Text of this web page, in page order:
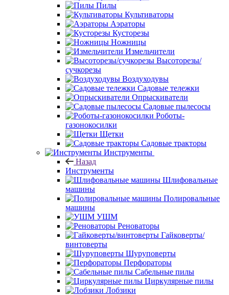
Пилы
Культиваторы
Аэраторы
Кусторезы
Ножницы
Измельчители
Высоторезы/
сучкорезы
Воздуходувы
Садовые тележки
Опрыскиватели
Садовые пылесосы
Роботы-
газонокосилки
Щетки
Садовые тракторы
Инструменты
Назад
Инструменты
Шлифовальные
машины
Полировальные
машины
УШМ
Реноваторы
Гайковерты/
винтоверты
Шуруповерты
Перфораторы
Сабельные пилы
Циркулярные пилы
Лобзики